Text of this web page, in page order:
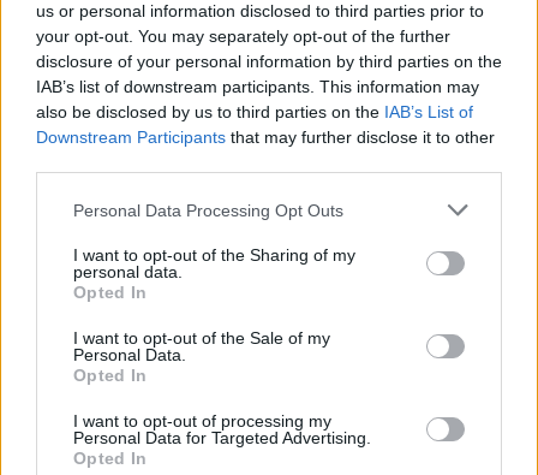
us or personal information disclosed to third parties prior to
your opt-out. You may separately opt-out of the further
disclosure of your personal information by third parties on the
IAB’s list of downstream participants. This information may
also be disclosed by us to third parties on the IAB’s List of
Downstream Participants that may further disclose it to other
Please note that this website/app uses one or more Google
not limited to your visit or usage behaviour. You may click to
grant or deny consent to Google and its third-party tags to
use your data for below specified purposes in below Google
consent section.
Personal Data Processing Opt Outs
I want to opt-out of the Sharing of my
personal data.
Opted In
I want to opt-out of the Sale of my
Personal Data.
Opted In
I want to opt-out of processing my
Personal Data for Targeted Advertising.
Opted In
Χρηματοδότηση 8 εκατ.
ενημέρωσης- Ξεκίνησε το
πενταετές πρόγραμμα
ενίσχυσης του Τύπου
Metlen: Ρεκόρ EBITDA στο
α' εξάμηνο, στα 550 εκατ.
ευρώ – Καθαρά κέρδη 313
εκατ. ευρώ
Η Chery επενδύει 75 εκατ. δολάρια στην KG Mobility